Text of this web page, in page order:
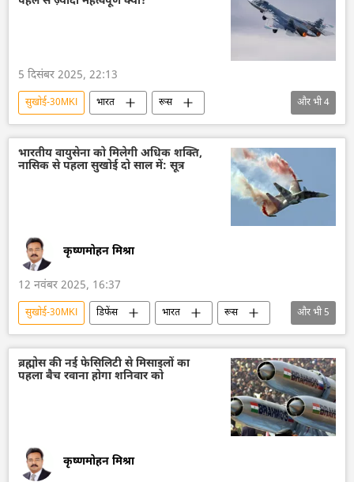
ड्रोन ड्रोन हमला
5 दिसंबर 2025, 22:13
सुखोई-30MKI भारत
रूस
एस-400 मिसाइल प्रणाली
पाकिस्तान
भारतीय वायुसेना
Sputnik स्पेशल
और भी4
भारतीय वायुसेना को मिलेगी अधिक शक्ति,
नासिक से पहला सुखोई दो साल में: सूत्र
कृष्णमोहन मिश्रा
12 नवंबर 2025, 16:37
सुखोई-30MKI डिफेंस भारत
रूस
पाकिस्तान
हिंदुस्तान एयरोनॉटिक्स लिमिटेड (HAL)
भारतीय सेना
भारतीय सशस्‍त्र सेनाएँ
भारतीय वायुसेना
और भी5
ब्रह्मोस की नई फेसिलिटी से मिसाइलों का
पहला बैच रवाना होगा शनिवार को
कृष्णमोहन मिश्रा